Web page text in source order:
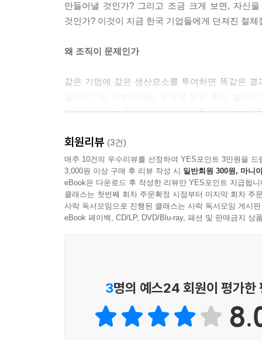
만들어낼 것인가? 그리고 조금 크게 보면, 자신
것인가? 이것이 지금 한국 기업들에게 던져진 절
왜 조직이 문제인가
같은 기업에 같은 생산요소를 투여하면 똑같은
‘조직론’이라는 필터가 왜 필요한지를 말해주는 대
저자는 한국 자본주의가 조직의 역사라는 관점
못해서 방황하는 중이라고 진단한다. 더 나쁘
밀려나는 중이고, 불법다단계 모델이나 조직
경제조직들은 정상적인 ‘조정’을 조직 내에서 성
대응하기에 적절한 조직의 형태들을 갖추고 있
있거나 최근 독립된 하나의 생산 변수로 간주되
이노베이션’이라고 부르는 연성혁신들이 지체되
저자는 구체적으로 이렇게 조직이라는 관점에서
회원리뷰 (3건)
매주 10건의 우수리뷰를 선정하여 YES포인트 3만원을 드
3,000원 이상 구매 후 리뷰 작성 시 일반회원 300원, 마니
eBook은 다운로드 후 작성한 리뷰만 YES포인트 지급됩니
클래스는 첫번째 회차 주문확정 시점부터 마지막 회차 주
사락 독서모임으로 진행된 클래스는 사락 독서모임 게시
eBook 페이백, CD/LP, DVD/Blu-ray, 패션 및 판매금지 상
3명의 예스24 회원이 평가한